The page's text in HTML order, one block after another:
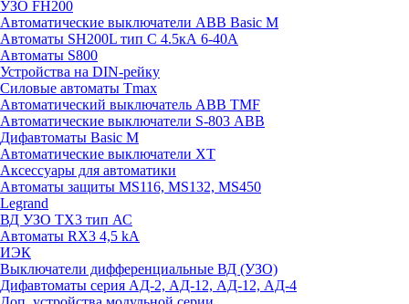
УЗО FH200
Автоматические выключатели ABB Basic M
Автоматы SH200L тип С 4.5кА 6-40А
Автоматы S800
Устройства на DIN-рейку
Силовые автоматы Tmax
Автоматический выключатель ABB TMF
Автоматические выключатели S-803 АВВ
Дифавтоматы Basic M
Автоматические выключатели XT
Аксессуары для автоматики
Автоматы защиты MS116, MS132, MS450
Legrand
ВД УЗО TX3 тип АС
Автоматы RX3 4,5 kA
ИЭК
Выключатели дифференциальные ВД (УЗО)
Дифавтоматы серия АД-2, АД-12, АД-12, АД-4